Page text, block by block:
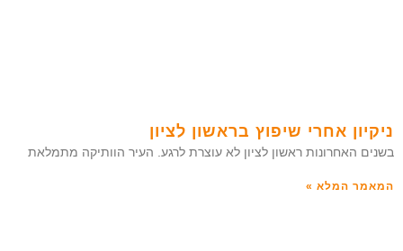
ניקיון אחרי שיפוץ בראשון לציון
בשנים האחרונות ראשון לציון לא עוצרת לרגע. העיר הוותיקה מתמלאת
המאמר המלא »